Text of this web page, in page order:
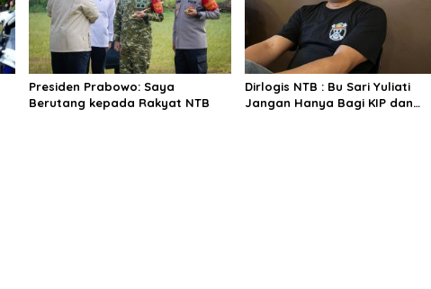
Presiden Prabowo: Saya
Berutang kepada Rakyat NTB
Dirlogis NTB : Bu Sari Yuliati
Jangan Hanya Bagi KIP dan